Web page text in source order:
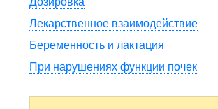
Лекарственное взаимодействие
Беременность и лактация
При нарушениях функции почек